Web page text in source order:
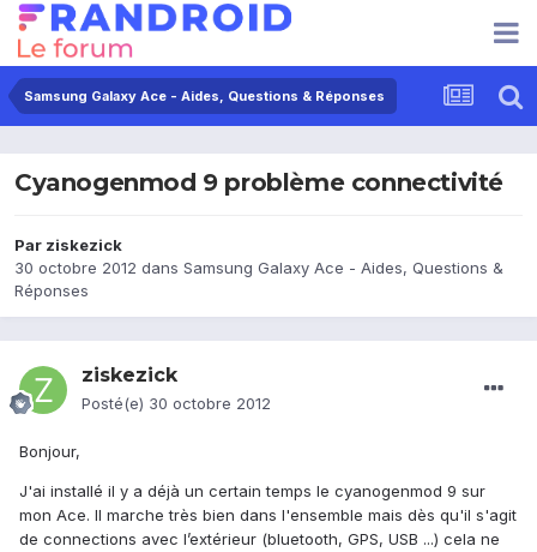
Samsung Galaxy Ace - Aides, Questions & Réponses
Cyanogenmod 9 problème connectivité
Par ziskezick
30 octobre 2012 dans Samsung Galaxy Ace - Aides, Questions &
Réponses
ziskezick
Posté(e) 30 octobre 2012
Bonjour,
J'ai installé il y a déjà un certain temps le cyanogenmod 9 sur
mon Ace. Il marche très bien dans l'ensemble mais dès qu'il s'agit
de connections avec l’extérieur (bluetooth, GPS, USB ...) cela ne